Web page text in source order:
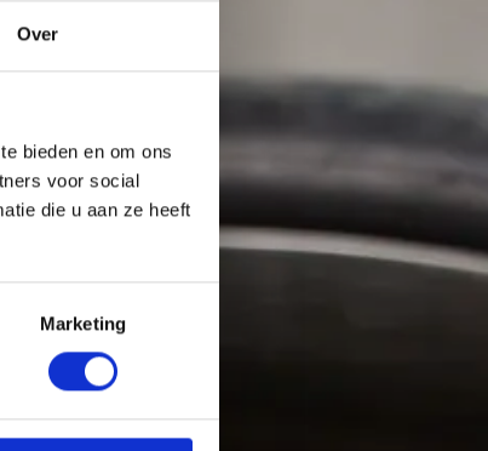
Over
bieden en om ons
voor social
die u aan ze heeft
Marketing